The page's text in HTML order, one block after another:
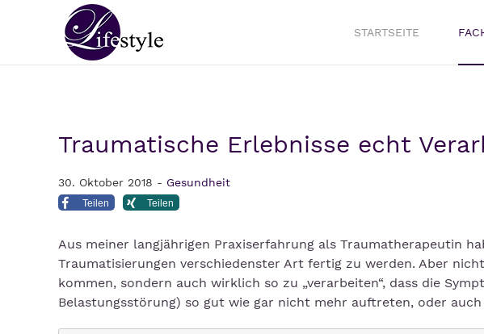
STARTSEITE
Traumatische Erlebnisse echt
30. Oktober 2018 - Gesundheit
Teilen Teilen
Aus meiner langjährigen Praxiserfahrung als Traumatherapeutin
Traumatisierungen verschiedenster Art fertig zu werden. Aber
kommen, sondern auch wirklich so zu „verarbeiten“, dass die
Belastungsstörung) so gut wie gar nicht mehr auftreten, oder